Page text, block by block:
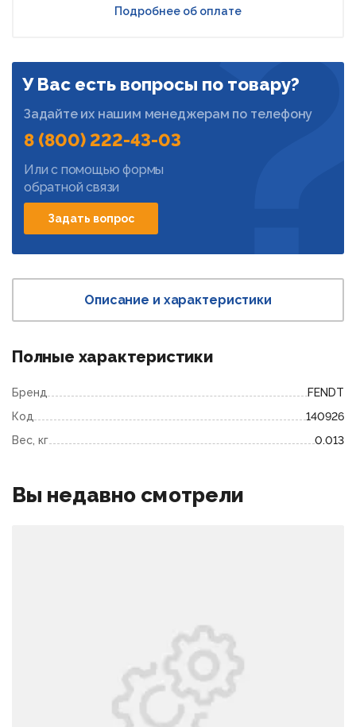
Подробнее об оплате
У Вас есть вопросы по товару?
Задайте их нашим менеджерам по телефону
8 (800) 222-43-03
Или с помощью формы
обратной связи
Задать вопрос
Описание и характеристики
Полные характеристики
Бренд
FENDT
Код
140926
Вес, кг
0.013
Вы недавно смотрели